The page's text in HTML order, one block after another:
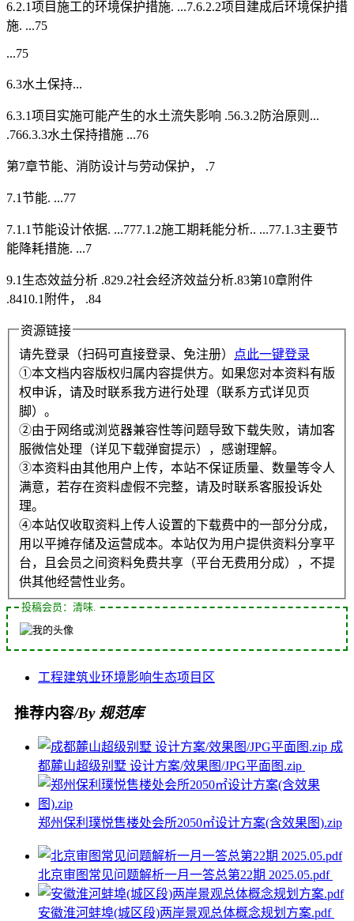
6.2.1项目施工的环境保护措施. ...7.6.2.2项目建成后环境保护措
施. ...75
...75
6.3水土保持...
6.3.1项目实施可能产生的水土流失影响 .56.3.2防治原则...
.766.3.3水土保持措施 ...76
第7章节能、消防设计与劳动保护， .7
7.1节能. ...77
7.1.1节能设计依据. ...777.1.2施工期耗能分析.. ...77.1.3主要节
能降耗措施. ...7
9.1生态效益分析 .829.2社会经济效益分析.83第10章附件
.8410.1附件， .84
资源链接
请先登录（扫码可直接登录、免注册）
点此一键登录
①本文档内容版权归属内容提供方。如果您对本资料有版
权申诉，请及时联系我方进行处理（联系方式详见页
脚）。
②由于网络或浏览器兼容性等问题导致下载失败，请加客
服微信处理（详见下载弹窗提示），感谢理解。
③本资料由其他用户上传，本站不保证质量、数量等令人
满意，若存在资料虚假不完整，请及时联系客服投诉处
理。
④本站仅收取资料上传人设置的下载费中的一部分分成，
用以平摊存储及运营成本。本站仅为用户提供资料分享平
台，且会员之间资料免费共享（平台无费用分成），不提
供其他经营性业务。
投稿会员：清味.
工程建筑业环境影响生态项目区
推荐内容/By 规范库
成
都麓山超级别墅 设计方案/效果图/JPG平面图.zip
郑州保利璞悦售楼处会所2050㎡设计方案(含效果图).zip
北京审图常见问题解析一月一答总第22期 2025.05.pdf
安徽淮河蚌埠(城区段)两岸景观总体概念规划方案.pdf